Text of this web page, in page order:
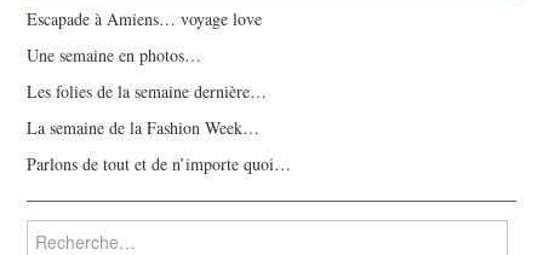
Escapade à Amiens… voyage love
Une semaine en photos…
Les folies de la semaine dernière…
La semaine de la Fashion Week…
Parlons de tout et de n’importe quoi…
Rechercher :